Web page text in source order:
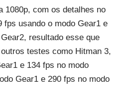
1080p, com os detalhes no
fps usando o modo Gear1 e
resultado esse que
testes como Hitman 3,
e 134 fps no modo
Gear1 e 290 fps no modo